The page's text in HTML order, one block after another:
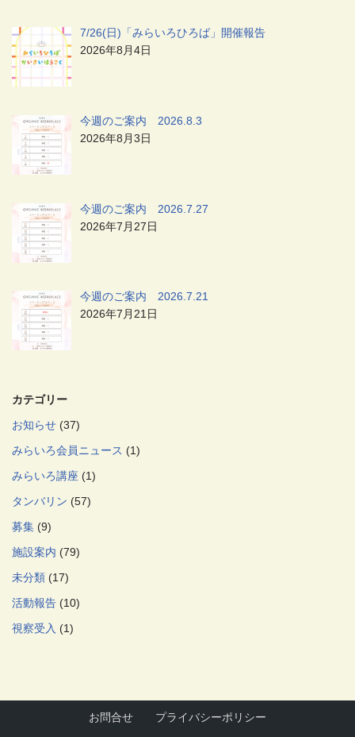
7/26(日)「みらいろひろば」開催報告
2026年8月4日
今週のご案内 2026.8.3
2026年8月3日
今週のご案内 2026.7.27
2026年7月27日
今週のご案内 2026.7.21
2026年7月21日
カテゴリー
お知らせ (37)
みらいろ会員ニュース (1)
みらいろ講座 (1)
タンバリン (57)
募集 (9)
施設案内 (79)
未分類 (17)
活動報告 (10)
視察受入 (1)
お問合せ プライバシーポリシー